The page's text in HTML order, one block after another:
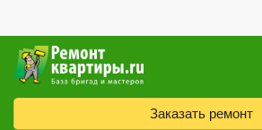
Заказать ремонт